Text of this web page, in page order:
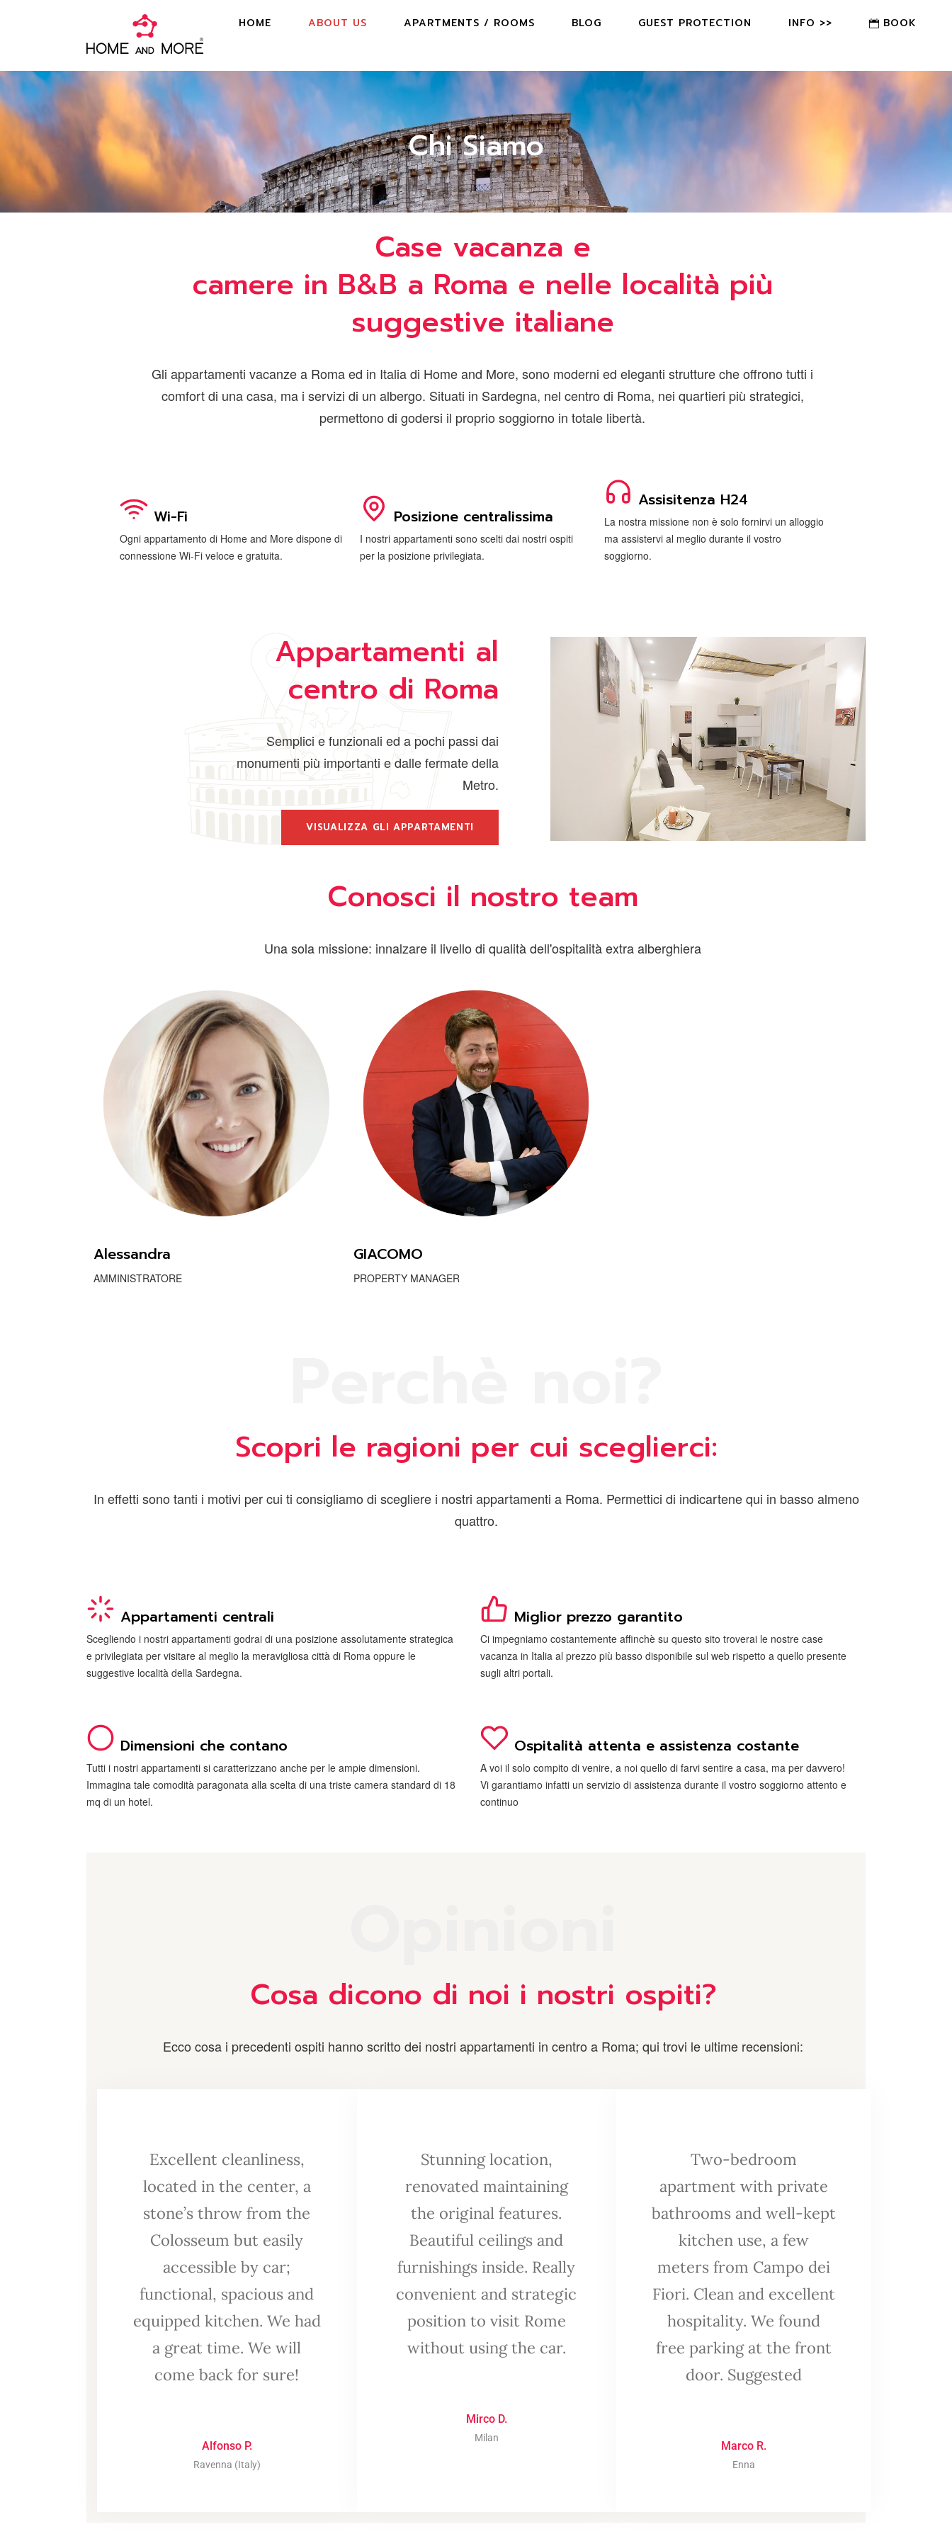
HOME ABOUT US APARTMENTS / ROOMS BLOG GUEST PROTECTION INFO >> BOOK
Chi Siamo
Case vacanza e
camere in B&B a Roma e nelle località più
suggestive italiane
Gli appartamenti vacanze a Roma ed in Italia di Home and More, sono moderni ed eleganti strutture che offrono tutti i
comfort di una casa, ma i servizi di un albergo. Situati in Sardegna, nel centro di Roma, nei quartieri più strategici,
permettono di godersi il proprio soggiorno in totale libertà.
Wi-Fi
Ogni appartamento di Home and More dispone di
connessione Wi-Fi veloce e gratuita.
Posizione centralissima
I nostri appartamenti sono scelti dai nostri ospiti
per la posizione privilegiata.
Assisitenza H24
La nostra missione non è solo fornirvi un alloggio
ma assistervi al meglio durante il vostro
soggiorno.
Appartamenti al
centro di Roma
Semplici e funzionali ed a pochi passi dai
monumenti più importanti e dalle fermate della
Metro.
VISUALIZZA GLI APPARTAMENTI
Conosci il nostro team
Una sola missione: innalzare il livello di qualità dell'ospitalità extra alberghiera
Alessandra
AMMINISTRATORE
GIACOMO
PROPERTY MANAGER
Scopri le ragioni per cui sceglierci:
In effetti sono tanti i motivi per cui ti consigliamo di scegliere i nostri appartamenti a Roma. Permettici di indicartene qui in basso almeno
quattro.
Appartamenti centrali
Scegliendo i nostri appartamenti godrai di una posizione assolutamente strategica
e privilegiata per visitare al meglio la meravigliosa città di Roma oppure le
suggestive località della Sardegna.
Miglior prezzo garantito
Ci impegniamo costantemente affinchè su questo sito troverai le nostre case
vacanza in Italia al prezzo più basso disponibile sul web rispetto a quello presente
sugli altri portali.
Dimensioni che contano
Tutti i nostri appartamenti si caratterizzano anche per le ampie dimensioni.
Immagina tale comodità paragonata alla scelta di una triste camera standard di 18
mq di un hotel.
Ospitalità attenta e assistenza costante
A voi il solo compito di venire, a noi quello di farvi sentire a casa, ma per davvero!
Vi garantiamo infatti un servizio di assistenza durante il vostro soggiorno attento e
continuo
Cosa dicono di noi i nostri ospiti?
Ecco cosa i precedenti ospiti hanno scritto dei nostri appartamenti in centro a Roma; qui trovi le ultime recensioni:
Excellent cleanliness,
located in the center, a
stone’s throw from the
Colosseum but easily
accessible by car;
functional, spacious and
equipped kitchen. We had
a great time. We will
come back for sure!
Alfonso P.
Ravenna (Italy)
Stunning location,
renovated maintaining
the original features.
Beautiful ceilings and
furnishings inside. Really
convenient and strategic
position to visit Rome
without using the car.
Mirco D.
Milan
Two-bedroom
apartment with private
bathrooms and well-kept
kitchen use, a few
meters from Campo dei
Fiori. Clean and excellent
hospitality. We found
free parking at the front
door. Suggested
Marco R.
Enna